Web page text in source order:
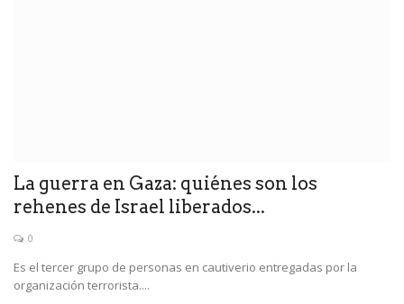
La guerra en Gaza: quiénes son los
rehenes de Israel liberados...
0
Es el tercer grupo de personas en cautiverio entregadas por la
organización terrorista....